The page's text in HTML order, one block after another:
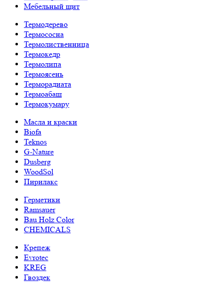
Мебельный щит
Термодерево
Термососна
Термолиственница
Термокедр
Термолипа
Термоясень
Терморадиата
Термоабаш
Термокумару
Масла и краски
Biofa
Teknos
G-Nature
Dusberg
WoodSol
Пирилакс
Герметики
Ramsauer
Bau Holz Color
CHEMICALS
Крепеж
Evrotec
KREG
Гвоздек